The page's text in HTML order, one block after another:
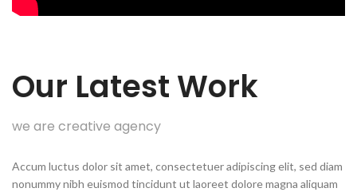
Our Latest Work
we are creative agency
Accum luctus dolor sit amet, consectetuer adipiscing elit, sed diam
nonummy nibh euismod tincidunt ut laoreet dolore magna aliquam